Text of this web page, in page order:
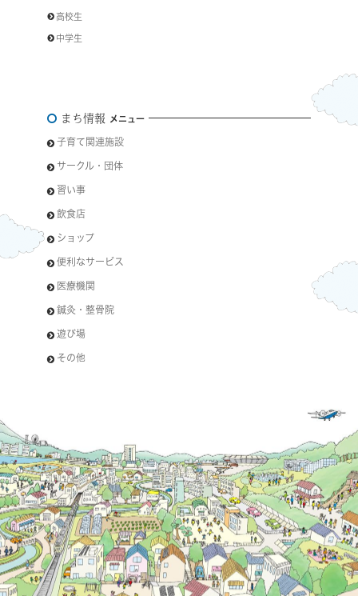
高校生
中学生
まち情報 メニュー
子育て関連施設
サークル・団体
習い事
飲食店
ショップ
便利なサービス
医療機関
鍼灸・整骨院
遊び場
その他